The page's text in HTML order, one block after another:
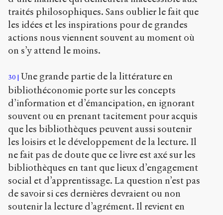
traités philosophiques. Sans oublier le fait que
les idées et les inspirations pour de grandes
actions nous viennent souvent au moment où
on s’y attend le moins.
30
Une grande partie de la littérature en
bibliothéconomie porte sur les concepts
d’information et d’émancipation, en ignorant
souvent ou en prenant tacitement pour acquis
que les bibliothèques peuvent aussi soutenir
les loisirs et le développement de la lecture. Il
ne fait pas de doute que ce livre est axé sur les
bibliothèques en tant que lieux d’engagement
social et d’apprentissage. La question n’est pas
de savoir si ces dernières devraient ou non
soutenir la lecture d’agrément. Il revient en